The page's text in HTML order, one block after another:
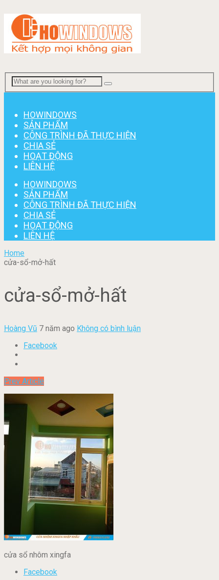
HOWINDOWS
SẢN PHẨM
CÔNG TRÌNH ĐÃ THỰC HIỆN
CHIA SẺ
HOẠT ĐỘNG
LIÊN HỆ
HOWINDOWS
SẢN PHẨM
CÔNG TRÌNH ĐÃ THỰC HIỆN
CHIA SẺ
HOẠT ĐỘNG
LIÊN HỆ
Home
cửa-sổ-mở-hất
cửa-sổ-mở-hất
Hoàng Vũ 7 năm ago Không có bình luận
Facebook
Prev Article
cửa sổ nhôm xingfa
Facebook